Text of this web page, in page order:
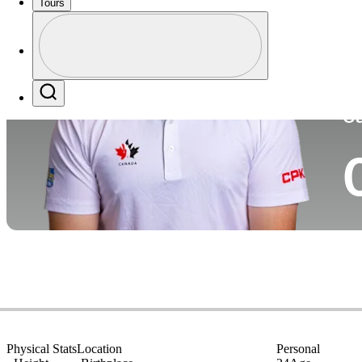
Tours
Profile / PGA Tour Pass Logo
Physical StatsLocation
Personal